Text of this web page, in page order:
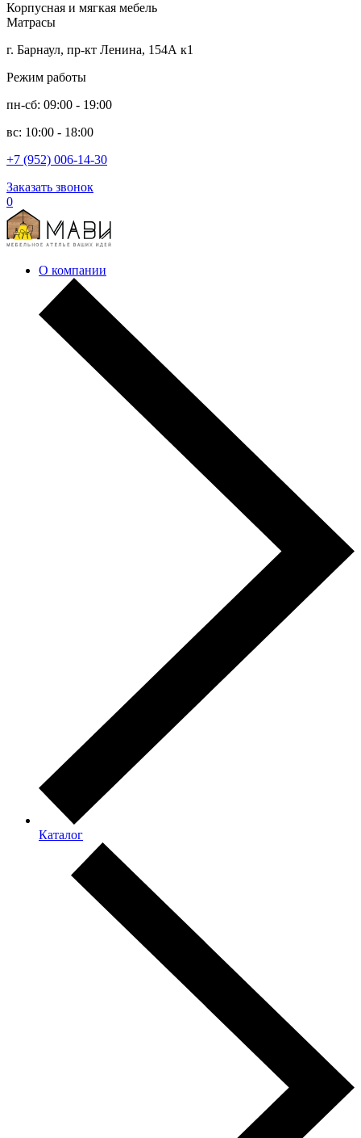
Корпусная и мягкая мебель
Матрасы
г. Барнаул, пр-кт Ленина, 154А к1
Режим работы
пн-сб: 09:00 - 19:00
вс: 10:00 - 18:00
+7 (952) 006-14-30
Заказать звонок
0
О компании
Каталог